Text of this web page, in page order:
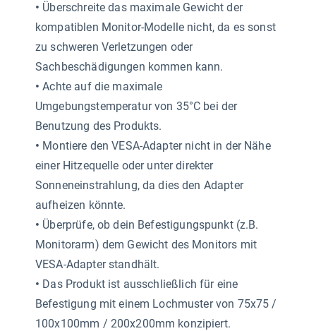
• Überschreite das maximale Gewicht der
kompatiblen Monitor-Modelle nicht, da es sonst
zu schweren Verletzungen oder
Sachbeschädigungen kommen kann.
• Achte auf die maximale
Umgebungstemperatur von 35°C bei der
Benutzung des Produkts.
• Montiere den VESA-Adapter nicht in der Nähe
einer Hitzequelle oder unter direkter
Sonneneinstrahlung, da dies den Adapter
aufheizen könnte.
• Überprüfe, ob dein Befestigungspunkt (z.B.
Monitorarm) dem Gewicht des Monitors mit
VESA-Adapter standhält.
• Das Produkt ist ausschließlich für eine
Befestigung mit einem Lochmuster von 75x75 /
100x100mm / 200x200mm konzipiert.